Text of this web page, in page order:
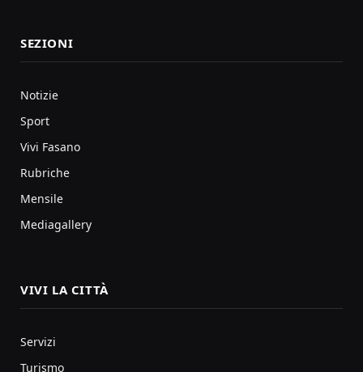
SEZIONI
Notizie
Sport
Vivi Fasano
Rubriche
Mensile
Mediagallery
VIVI LA CITTÀ
Servizi
Turismo